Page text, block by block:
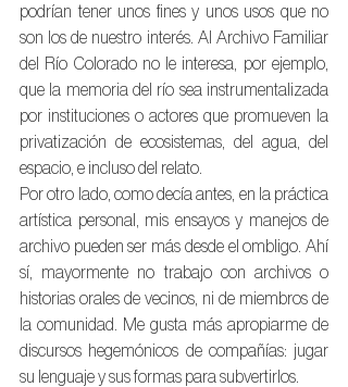
podrían tener unos fines y unos usos que no
son los de nuestro interés. Al Archivo Familiar
del Río Colorado no le interesa, por ejemplo,
que la memoria del río sea instrumentalizada
por instituciones o actores que promueven la
privatización de ecosistemas, del agua, del
espacio, e incluso del relato.
Por otro lado, como decía antes, en la práctica
artística personal, mis ensayos y manejos de
archivo pueden ser más desde el ombligo. Ahí
sí, mayormente no trabajo con archivos o
historias orales de vecinos, ni de miembros de
la comunidad. Me gusta más apropiarme de
discursos hegemónicos de compañías: jugar
su lenguaje y sus formas para subvertirlos.